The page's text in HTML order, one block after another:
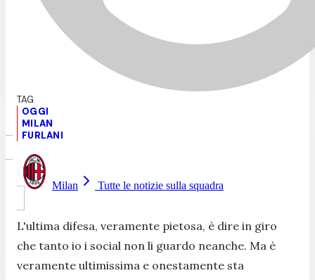
OGGI
MILAN
FURLANI
Milan Tutte le notizie sulla squadra
L'ultima difesa, veramente pietosa, è dire in giro
che tanto io i social non li guardo neanche. Ma è
veramente ultimissima e onestamente sta